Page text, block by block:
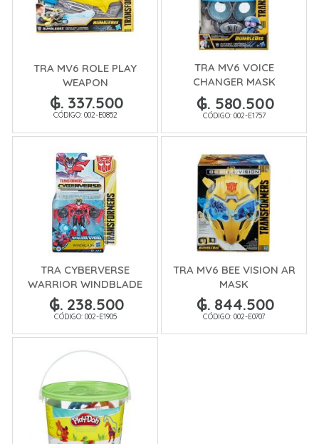
TRA MV6 ROLE PLAY
WEAPON
₲. 337.500
CÓDIGO: 002-E0852
TRA MV6 VOICE
CHANGER MASK
SQWEEKS
₲. 580.500
CÓDIGO: 002-E1757
TRA CYBERVERSE
WARRIOR WINDBLADE
₲. 238.500
CÓDIGO: 002-E1905
TRA MV6 BEE VISION AR
MASK
₲. 844.500
CÓDIGO: 002-E0707